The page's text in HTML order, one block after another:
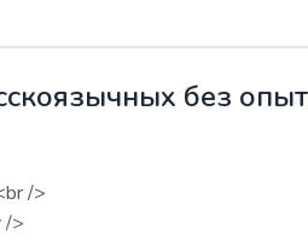
без
/>
/>